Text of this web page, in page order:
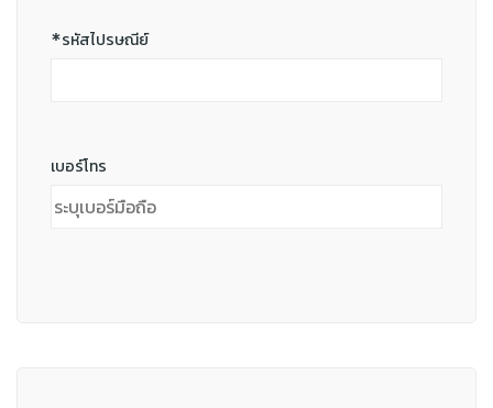
*รหัสไปรษณีย์
เบอร์โทร